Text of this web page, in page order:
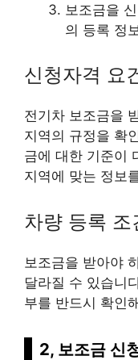
보조금을
의 등록 정
신청자격 요
전기차 보조금을
지역의 규정을 확
금에 대한 기준이
지역에 맞는 정보
차량 등록 조
보조금을 받아야
달라질 수 있습니
부를 반드시 확인
2, 보조금 신